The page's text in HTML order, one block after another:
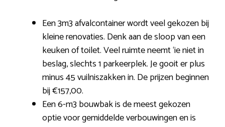
Een 3m3 afvalcontainer wordt veel gekozen bij
kleine renovaties. Denk aan de sloop van een
keuken of toilet. Veel ruimte neemt ‘ie niet in
beslag, slechts 1 parkeerplek. Je gooit er plus
minus 45 vuilniszakken in. De prijzen beginnen
bij €157,00.
Een 6-m3 bouwbak is de meest gekozen
optie voor gemiddelde verbouwingen en is